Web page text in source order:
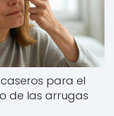
para el
de las arrugas